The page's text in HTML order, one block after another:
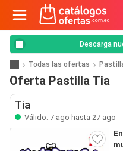
Descarga
Todas las ofertas
Oferta Pastilla Tia
Tia
Válido: 7 ago hasta 27 ago